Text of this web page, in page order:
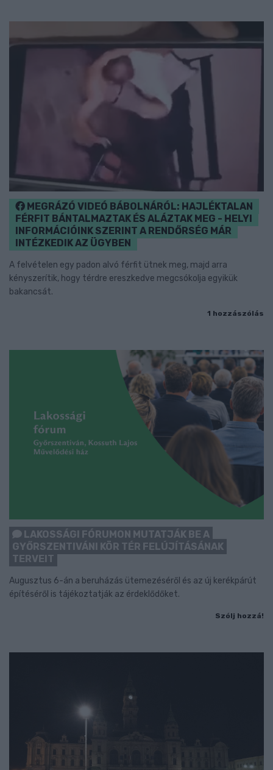
MEGRÁZÓ VIDEÓ BÁBOLNÁRÓL: HAJLÉKTALAN
FÉRFIT BÁNTALMAZTAK ÉS ALÁZTAK MEG - HELYI
INFORMÁCIÓINK SZERINT A RENDŐRSÉG MÁR
INTÉZKEDIK AZ ÜGYBEN
A felvételen egy padon alvó férfit ütnek meg, majd arra
kényszerítik, hogy térdre ereszkedve megcsókolja egyikük
bakancsát.
1 hozzászólás
LAKOSSÁGI FÓRUMON MUTATJÁK BE A
GYŐRSZENTIVÁNI KÖR TÉR FELÚJÍTÁSÁNAK
TERVEIT
Augusztus 6-án a beruházás ütemezéséről és az új kerékpárút
építéséről is tájékoztatják az érdeklődőket.
Szólj hozzá!